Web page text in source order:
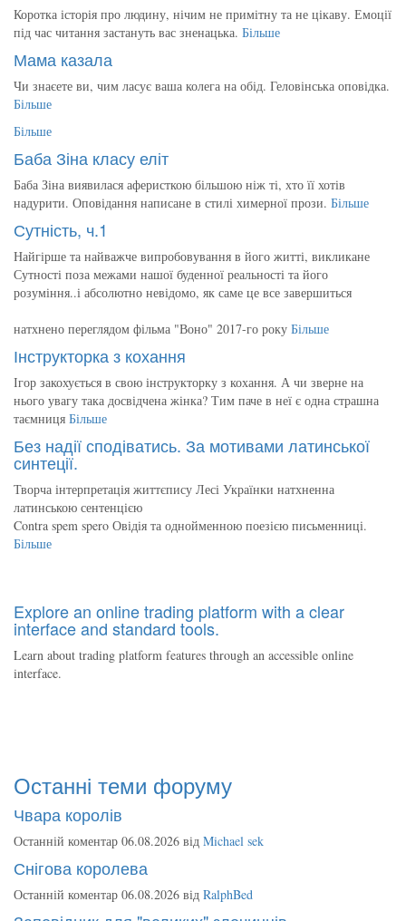
Коротка історія про людину, нічим не примітну та не цікаву. Емоції
під час читання застануть вас зненацька. Більше
Мама казала
Чи знаєете ви, чим ласує ваша колега на обід. Геловінська оповідка.
Більше
Більше
Баба Зіна класу еліт
Баба Зіна виявилася аферисткою більшою ніж ті, хто її хотів
надурити. Оповідання написане в стилі химерної прози. Більше
Сутність, ч.1
Найгірше та найважче випробовування в його житті, викликане
Сутності поза межами нашої буденної реальності та його
розуміння..і абсолютно невідомо, як саме це все завершиться
натхнено переглядом фільма "Воно" 2017-го року Більше
Інструкторка з кохання
Ігор закохується в свою інструкторку з кохання. А чи зверне на
нього увагу така досвідчена жінка? Тим паче в неї є одна страшна
таємниця Більше
Без надії сподіватись. За мотивами латинської
синтеції.
Творча інтерпретація життєпису Лесі Українки натхненна
латинською сентенцією
Contra spem spero Овідія та однойменною поезією письменниці.
Більше
Explore an online trading platform with a clear
interface and standard tools.
Learn about trading platform features through an accessible online
interface.
Останні теми форуму
Чвара королів
Останній коментар 06.08.2026 від Michael sek
Снігова королева
Останній коментар 06.08.2026 від RalphBed